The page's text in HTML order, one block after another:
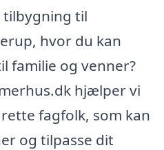
tilbygning til
hvor du kan
familie og venner?
hjælper vi
fagfolk, som kan
og tilpasse dit